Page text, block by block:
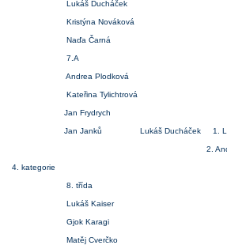
Lukáš Ducháček
Kristýna Nováková
Naďa Čarná
7.A
Andrea Plodková
Kateřina Tylichtrová
Jan Frydrych
Jan Janků Lukáš Ducháček 1. Lukáš
2. Andrea
4. kategorie
8. třída
Lukáš Kaiser
Gjok Karagi
Matěj Cverčko